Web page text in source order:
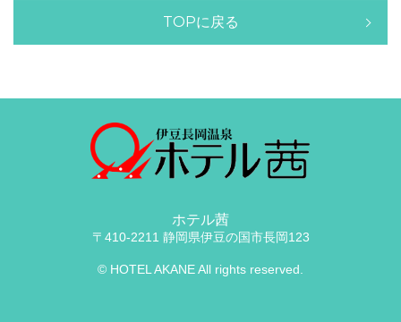
TOPに戻る
ホテル茜
〒410-2211 静岡県伊豆の国市長岡123
© HOTEL AKANE All rights reserved.